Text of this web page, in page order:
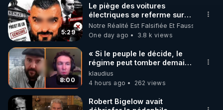
Venez creuser avec moi.
https://vk.com/bestofcomputer
https://vk.me/join/CVOnwlNWt1iAvaBWYFLcvBDDG
y1td_sv5hY=
5:29
Le piège des voitures
électriques se referme sur
les usagers !
Notre Réalité Est Falsifiée Et Fausse
One day ago
3.8 k views
8:00
« Si le peuple le décide, le
régime peut tomber demain !
»
klaudius
4 hours ago
262 views
Robert Bigelow avait